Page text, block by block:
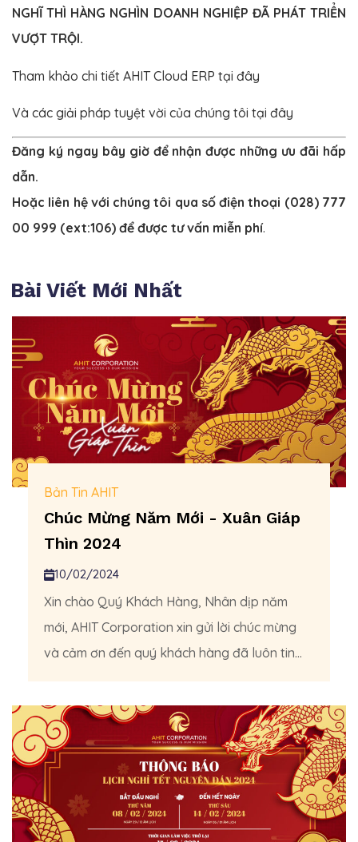
NGHĨ THÌ HÀNG NGHÌN DOANH NGHIỆP ĐÃ PHÁT TRIỂN
VƯỢT TRỘI.
Tham khảo chi tiết AHIT Cloud ERP tại đây
Và các giải pháp tuyệt vời của chúng tôi tại đây
Đăng ký ngay bây giờ để nhận được những ưu đãi hấp
dẫn.
Hoặc liên hệ với chúng tôi qua số điện thoại (028) 777
00 999 (ext:106) để được tư vấn miễn phí.
Bài Viết Mới Nhất
Bản Tin AHIT
Chúc Mừng Năm Mới - Xuân Giáp
Thìn 2024
10/02/2024
Xin chào Quý Khách Hàng, Nhân dịp năm
mới, AHIT Corporation xin gửi lời chúc mừng
và cảm ơn đến quý khách hàng đã luôn tin...